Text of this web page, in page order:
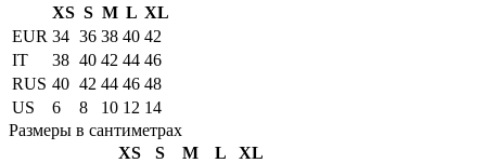
XS S M L XL
EUR 34 36 38 40 42
IT
38 40 42 44 46
RUS 40 42 44 46 48
US
6 8 10 12 14
Размеры в сантиметрах
XS
S M L
XL